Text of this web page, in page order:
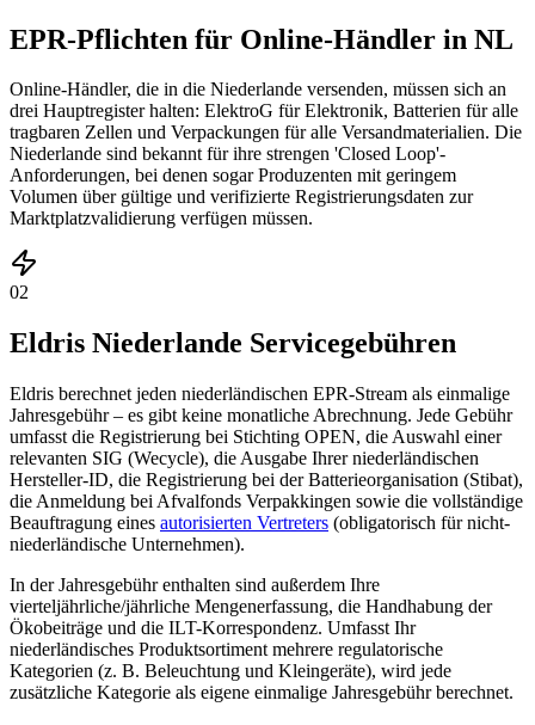
EPR-Pflichten für Online-Händler in NL
Online-Händler, die in die Niederlande versenden, müssen sich an
drei Hauptregister halten: ElektroG für Elektronik, Batterien für alle
tragbaren Zellen und Verpackungen für alle Versandmaterialien. Die
Niederlande sind bekannt für ihre strengen 'Closed Loop'-
Anforderungen, bei denen sogar Produzenten mit geringem
Volumen über gültige und verifizierte Registrierungsdaten zur
Marktplatzvalidierung verfügen müssen.
02
Eldris Niederlande Servicegebühren
Eldris berechnet jeden niederländischen EPR-Stream als einmalige
Jahresgebühr – es gibt keine monatliche Abrechnung. Jede Gebühr
umfasst die Registrierung bei Stichting OPEN, die Auswahl einer
relevanten SIG (Wecycle), die Ausgabe Ihrer niederländischen
Hersteller-ID, die Registrierung bei der Batterieorganisation (Stibat),
die Anmeldung bei Afvalfonds Verpakkingen sowie die vollständige
Beauftragung eines autorisierten Vertreters (obligatorisch für nicht-
niederländische Unternehmen).
In der Jahresgebühr enthalten sind außerdem Ihre
vierteljährliche/jährliche Mengenerfassung, die Handhabung der
Ökobeiträge und die ILT-Korrespondenz. Umfasst Ihr
niederländisches Produktsortiment mehrere regulatorische
Kategorien (z. B. Beleuchtung und Kleingeräte), wird jede
zusätzliche Kategorie als eigene einmalige Jahresgebühr berechnet.